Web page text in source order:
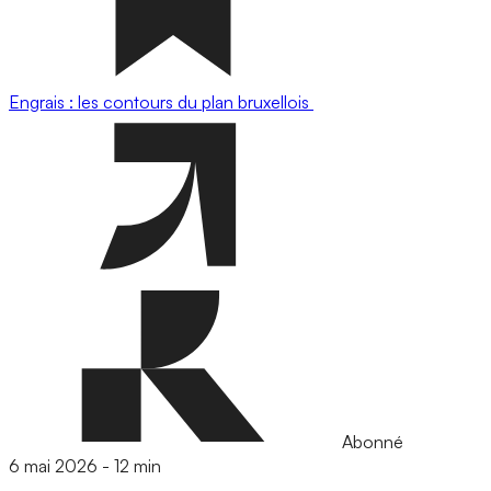
Engrais : les contours du plan bruxellois
Abonné
6 mai 2026 - 12 min